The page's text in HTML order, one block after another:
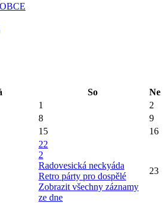
So
Ne
1
2
8
9
15 16
22
2
Radovesická neckyáda
Retro párty pro dospělé
Zobrazit všechny záznamy
ze dne
23